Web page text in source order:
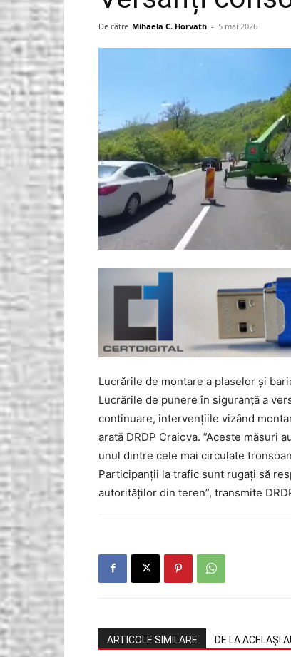
Gorjeanul.ro
De către Mihaela C. Horvath - 5 mai 2026
Lucrările de montare a plaselor și
Lucrările de punere în siguranță a
continuare, intervențiile vizând
arată DRDP Craiova. ”Aceste
unul dintre cele mai circulate
Participanții la trafic sunt rugați să
autorităților din teren”, transmite
ARTICOLE SIMILARE DE LA ACELAȘI